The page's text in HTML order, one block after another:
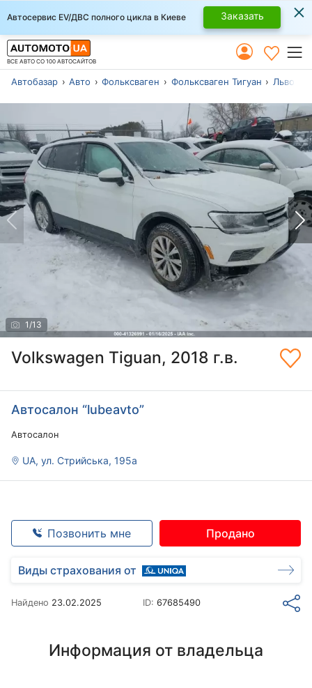
Автосервис EV/ДВС полного цикла в Киеве Заказать ×
ВСЕ АВТО СО 100 АВТОСАЙТОВ
Автобазар Авто Фольксваген Фольксваген Тигуан Львов
1 /13
Volkswagen Tiguan, 2018 г.в.
Автосалон “lubeavto”
Автосалон
UA, ул. Стрийська, 195а
Позвонить мне Продано
Виды страхования от
Найдено 23.02.2025 ID: 67685490
Информация от владельца